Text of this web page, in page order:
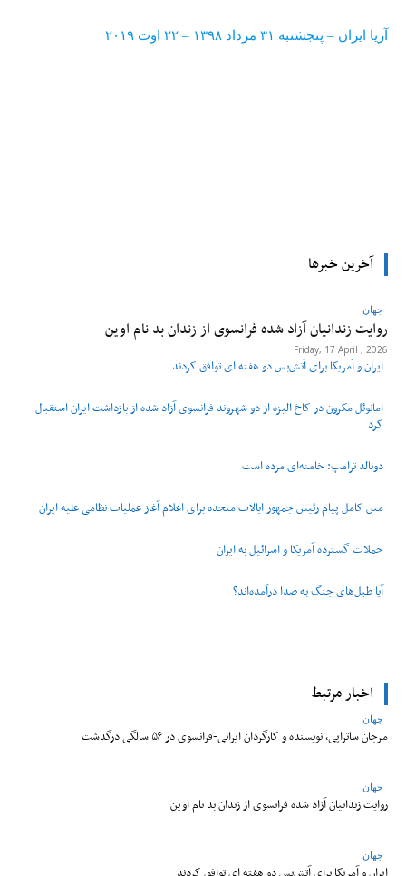
آریا ایران – پنجشنبه ۳۱ مرداد ۱۳۹۸ – ۲۲ اوت ۲۰۱۹
آخرین خبرها
جهان
روایت زندانیان آزاد شده فرانسوی از زندان ‌بد نام اوین
Friday, 17 April , 2026
ایران و آمریکا برای آتش‌بس دو هفته‌ ای توافق کردند
امانوئل مکرون در کاخ الیزه از دو شهروند فرانسوی آزاد شده از بازداشت ایران استقبال
کرد
دونالد ترامپ: خامنه‌ای مرده است
متن کامل پیام رئیس جمهور ایالات متحده برای اعلام آغاز عملیات نظامی علیه ایران
حملات گسترده آمریکا و اسرائیل به ایران
آیا طبل‌های جنگ به صدا درآمده‌اند؟
اخبار مرتبط
جهان
مرجان ساتراپی، نویسنده و کارگردان ایرانی-فرانسوی در ۵۶ سالگی درگذشت
جهان
روایت زندانیان آزاد شده فرانسوی از زندان ‌بد نام اوین
جهان